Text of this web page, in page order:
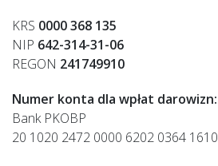
KRS 0000 368 135
NIP 642-314-31-06
REGON 241749910
Numer konta dla wpłat darowizn:
Bank PKOBP
20 1020 2472 0000 6202 0364 1610